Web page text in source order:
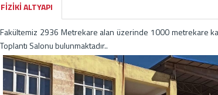
FİZİKİ ALTYAPI
Fakültemiz 2936 Metrekare alan üzerinde 1000 metrekare
Toplantı Salonu bulunmaktadır..